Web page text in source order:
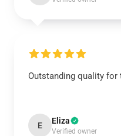
Outstanding quality for
E Eliza
Verified owner